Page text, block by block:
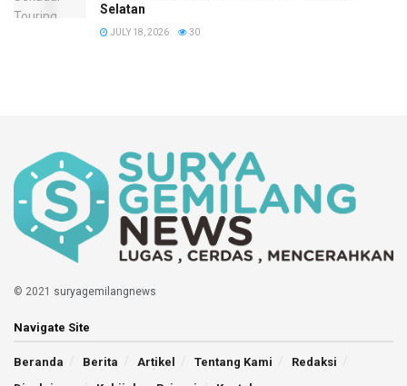
Selatan
JULY 18, 2026 30
© 2021 suryagemilangnews
Navigate Site
Beranda Berita Artikel Tentang Kami
Redaksi